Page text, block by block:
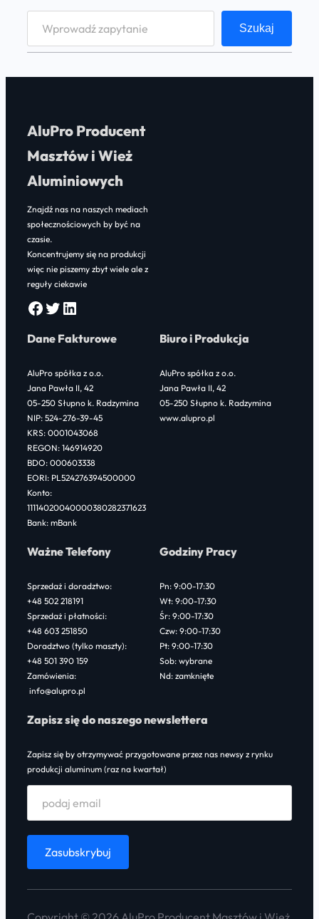
r
Szukaj
AluPro Producent
Masztów i Wież
Aluminiowych
Znajdź nas na naszych mediach
społecznościowych by być na
czasie.
Koncentrujemy się na produkcji
więc nie piszemy zbyt wiele ale z
reguły ciekawie
Facebook Twitter LinkedIn
Dane Fakturowe
AluPro spółka z o.o.
Jana Pawła II, 42
05-250 Słupno k. Radzymina
NIP: 524-276-39-45
KRS: 0001043068
REGON: 146914920
BDO: 000603338
EORI: PL524276394500000
Konto:
11114020040000380282371623
Bank: mBank
Biuro i Produkcja
AluPro spółka z o.o.
Jana Pawła II, 42
05-250 Słupno k. Radzymina
www.alupro.pl
Ważne Telefony
Sprzedaż i doradztwo:
+48 502 218191
Sprzedaż i płatności:
+48 603 251850
Doradztwo (tylko maszty):
+48 501 390 159
Zamówienia:
info@alupro.pl
Godziny Pracy
Pn: 9:00-17:30
Wt: 9:00-17:30
Śr: 9:00-17:30
Czw: 9:00-17:30
Pt: 9:00-17:30
Sob: wybrane
Nd: zamknięte
Zapisz się do naszego newslettera
Zapisz się by otrzymywać przygotowane przez nas newsy z rynku
produkcji aluminum (raz na kwartał)